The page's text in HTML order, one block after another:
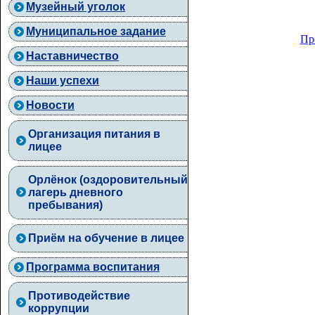
Музейный уголок
Муниципальное задание
Наставничество
Наши успехи
Новости
Организация питания в
лицее
Орлёнок (оздоровительный
лагерь дневного
пребывания)
Приём на обучение в лицее
Программа воспитания
Противодействие
коррупции